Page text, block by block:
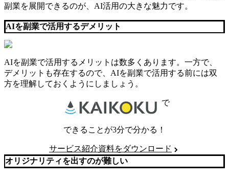
副業を展開できるのが、AI活用の大きな魅力です。
AIを副業で活用するデメリット
AIを副業で活用するメリットは数多くあります。一方で、
デメリットも存在するので、AIを副業で活用する前には双
方を理解しておくようにしましょう。
で
できることが3分で分かる！
サービス紹介資料をダウンロード
オリジナリティを出すのが難しい